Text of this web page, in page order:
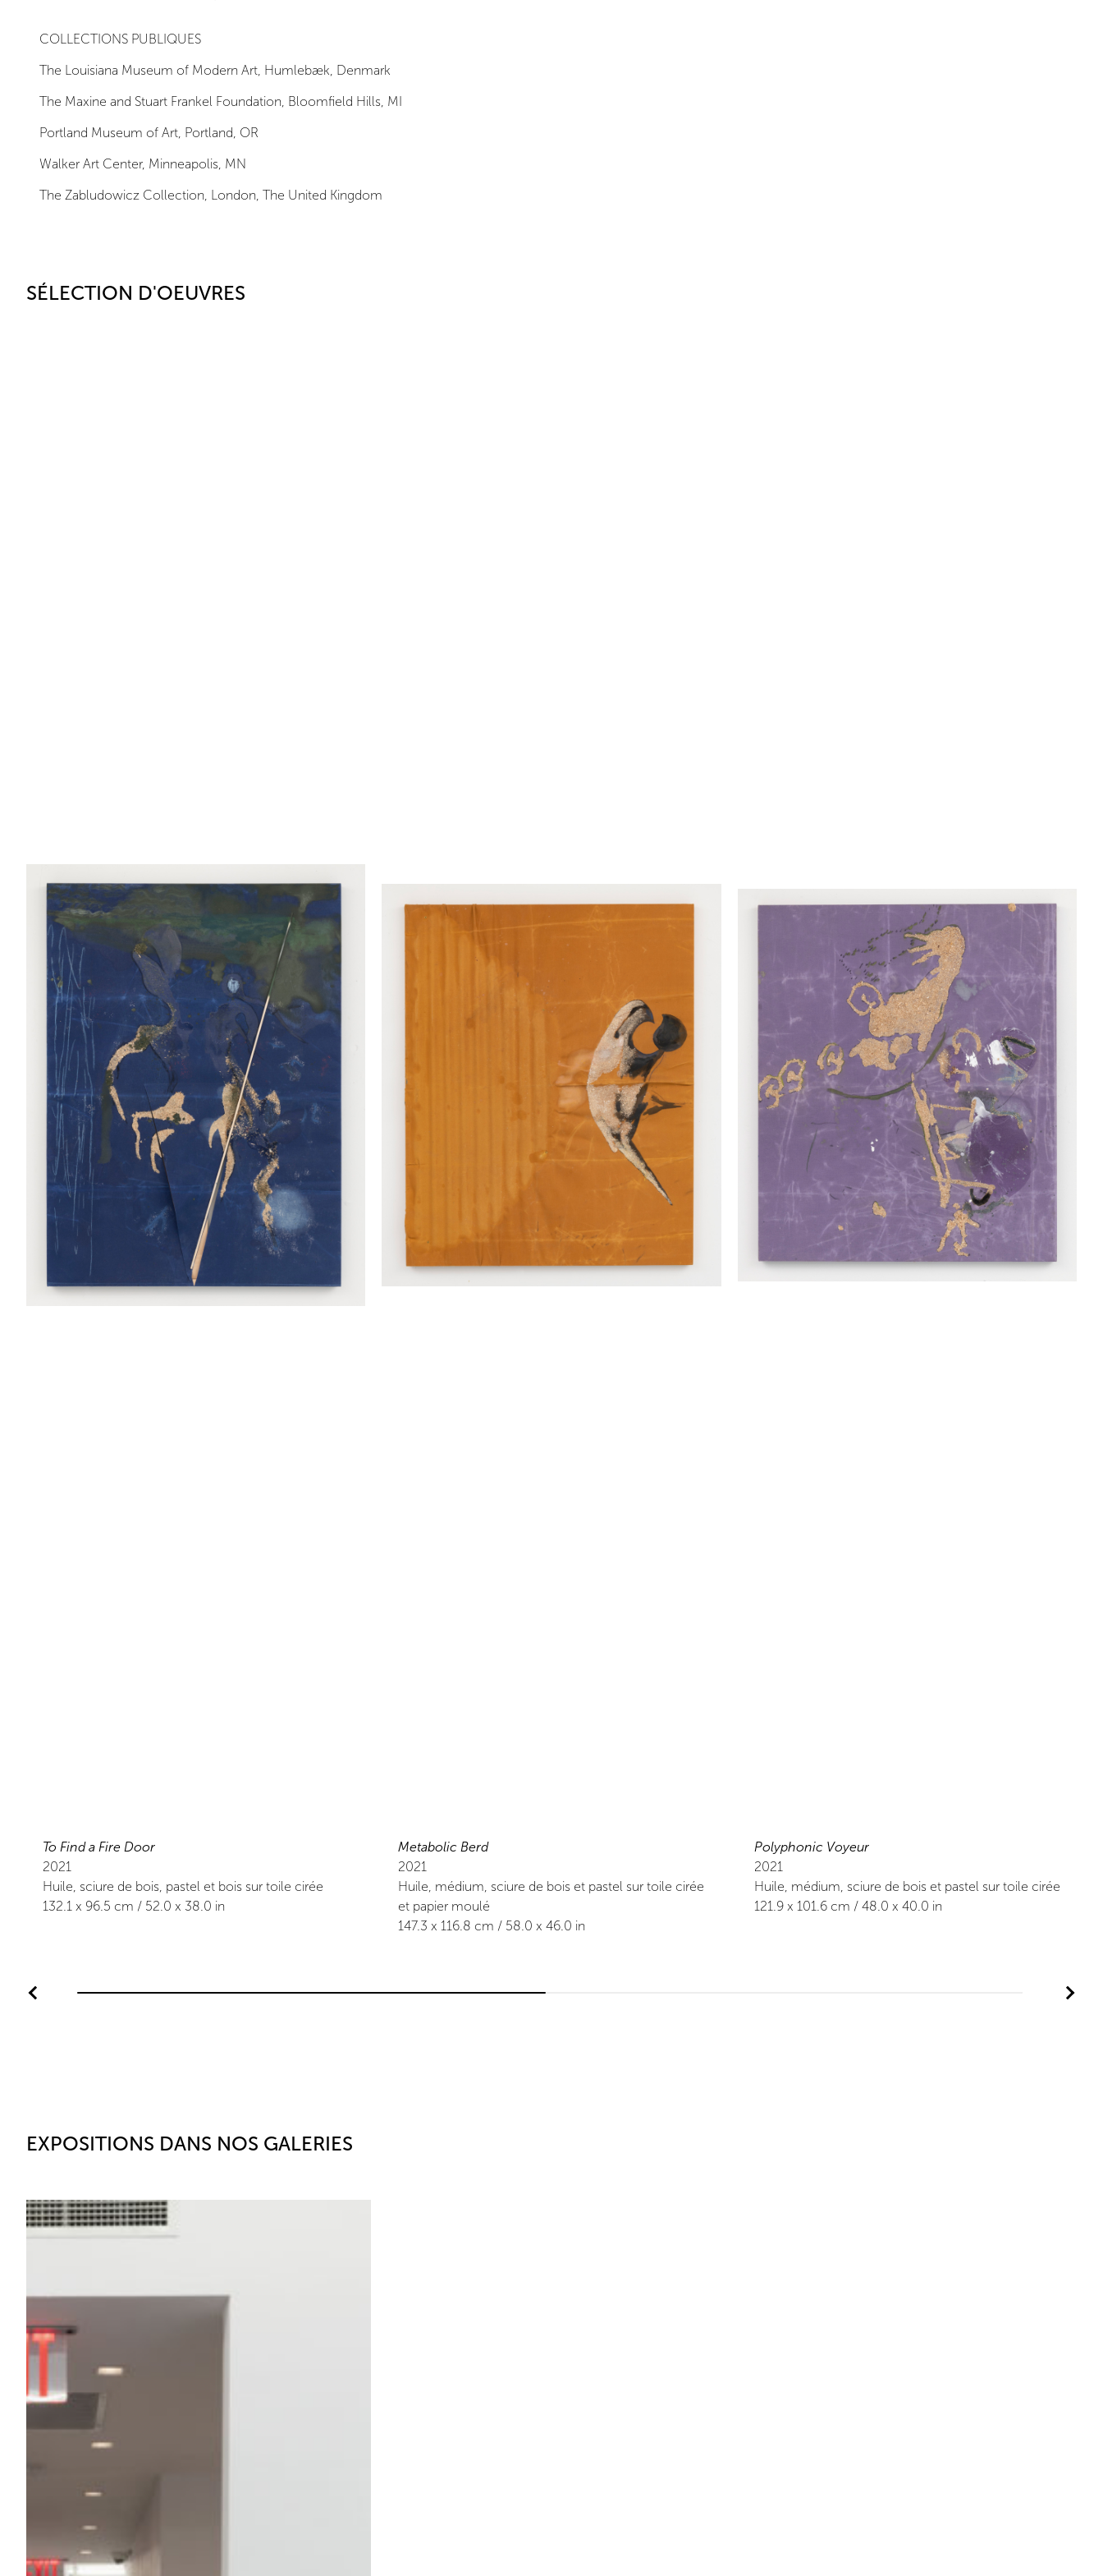
COLLECTIONS PUBLIQUES
The Louisiana Museum of Modern Art, Humlebæk, Denmark
The Maxine and Stuart Frankel Foundation, Bloomfield Hills, MI
Portland Museum of Art, Portland, OR
Walker Art Center, Minneapolis, MN
The Zabludowicz Collection, London, The United Kingdom
SÉLECTION D'OEUVRES
To Find a Fire Door
2021
Huile, sciure de bois, pastel et bois sur toile cirée
132.1 x 96.5 cm / 52.0 x 38.0 in
Metabolic Berd
2021
Huile, médium, sciure de bois et pastel sur toile cirée
et papier moulé
147.3 x 116.8 cm / 58.0 x46.0 in
Polyphonic Voyeur
2021
Huile, médium, sciure de bois et pastel sur toile cirée
121.9x 101.6cm / 48.0 x 40.0 in
EXPOSITIONS DANS NOS GALERIES